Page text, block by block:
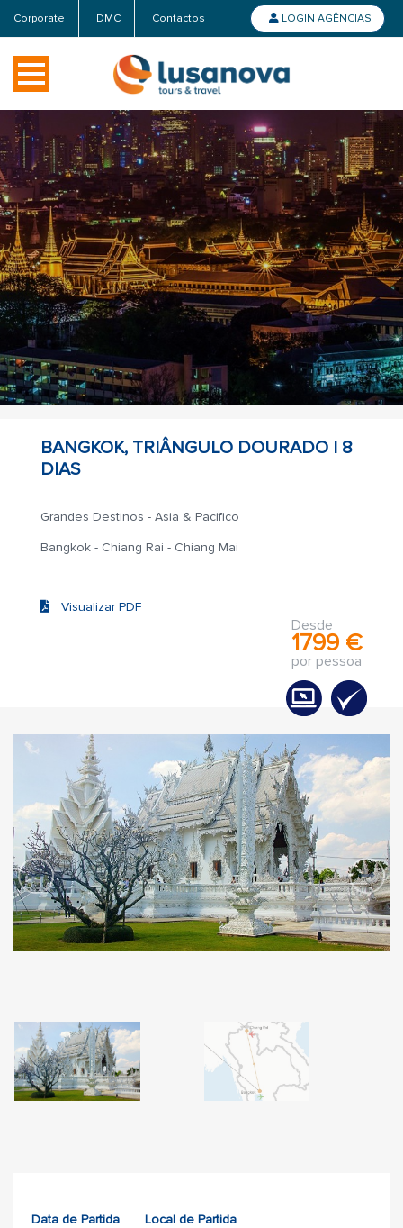
Corporate DMC Contactos LOGIN AGÊNCIAS
BANGKOK, TRIÂNGULO DOURADO | 8
DIAS
Grandes Destinos - Asia & Pacifico
Bangkok - Chiang Rai - Chiang Mai
Visualizar PDF
Desde
1799 €
por pessoa
Data de Partida Local de Partida